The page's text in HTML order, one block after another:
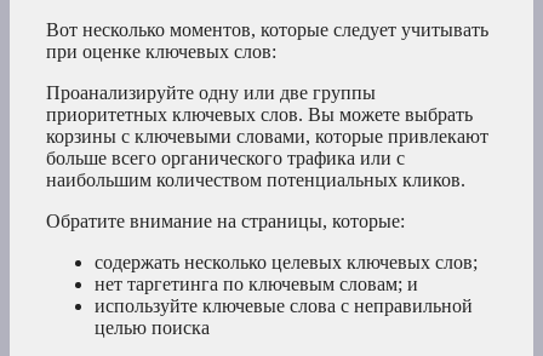
Вот несколько моментов, которые следует учитывать
при оценке ключевых слов:
Проанализируйте одну или две группы
приоритетных ключевых слов. Вы можете выбрать
корзины с ключевыми словами, которые привлекают
больше всего органического трафика или с
наибольшим количеством потенциальных кликов.
Обратите внимание на страницы, которые:
содержать несколько целевых ключевых слов;
нет таргетинга по ключевым словам; и
используйте ключевые слова с неправильной
целью поиска